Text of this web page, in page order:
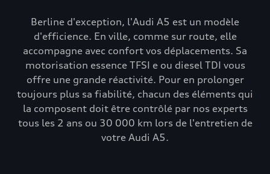
Berline d'exception, l'Audi A5 est un modèle
d'efficience. En ville, comme sur route, elle
accompagne avec confort vos déplacements. Sa
motorisation essence TFSI e ou diesel TDI vous
offre une grande réactivité. Pour en prolonger
toujours plus sa fiabilité, chacun des éléments qui
la composent doit être contrôlé par nos experts
tous les 2 ans ou 30 000 km lors de l'entretien de
votre Audi A5.